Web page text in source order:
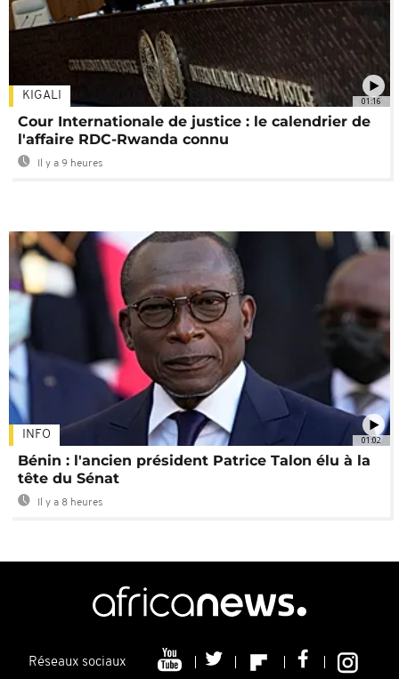
01:16
KIGALI
Cour Internationale de justice : le calendrier de
l'affaire RDC-Rwanda connu
Il y a 9 heures
01:02
INFO
Bénin : l'ancien président Patrice Talon élu à la
tête du Sénat
Il y a 8 heures
Réseaux sociaux